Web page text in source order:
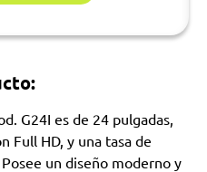
G24I es de 24 pulgadas,
Full HD, y una tasa de
un diseño moderno y